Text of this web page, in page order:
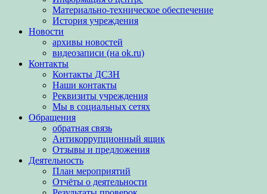
Материально-техническое обеспечение
История учреждения
Новости
архивы новостей
видеозаписи (на ok.ru)
Контакты
Контакты ДСЗН
Наши контакты
Реквизиты учреждения
Мы в социальных сетях
Обращения
обратная связь
Антикоррупционный ящик
Отзывы и предложения
Деятельность
План мероприятий
Отчёты о деятельности